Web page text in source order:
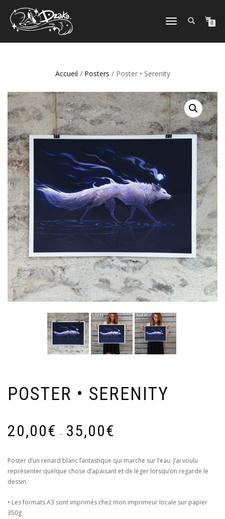
DÉPLIER/REPLIER
0
Accueil / Posters / Poster • Serenity
POSTER • SERENITY
20,00€ – 35,00€
à
35,00€
Poster d’un renard blanc fantastique qui marche sur l’eau. J’ai voulu
représenter quelque chose d’apaisant et de léger lorsqu’on regarde le
dessin.
• Les formats A3 sont imprimés chez mon imprimeur locale sur papier
350g